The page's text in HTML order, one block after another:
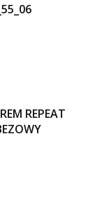
REPEAT